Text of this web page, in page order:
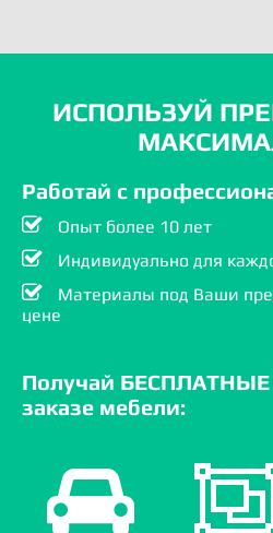
ИСПОЛЬЗУЙ
Работай с
Опыт более 10 лет
Индивидуально для
Материалы под Ваши
цене
Получай БЕСПЛАТНЫЕ
заказе мебели: